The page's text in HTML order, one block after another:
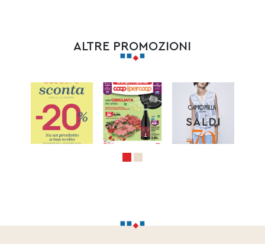
ALTRE PROMOZIONI